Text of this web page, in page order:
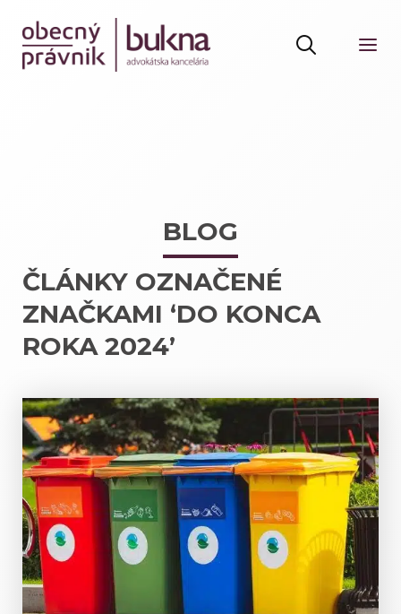
BLOG
ČLÁNKY OZNAČENÉ
ZNAČKAMI ‘DO KONCA
ROKA 2024’